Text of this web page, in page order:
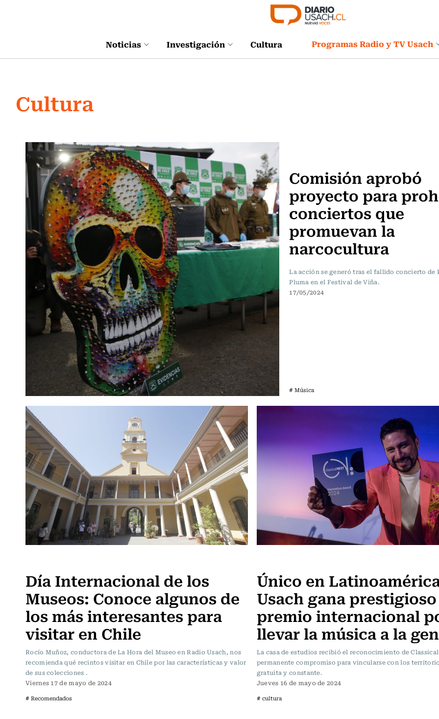
Noticias Investigación Cultura Programas Radio y TV Usach
Cultura
Comisión aprobó
proyecto para
conciertos que
promuevan la
narcocultura
La acción se generó tras el fallido concierto de
Pluma en el Festival de Viña.
17/05/2024
# Música
Día Internacional de los
Museos: Conoce algunos de
los más interesantes para
visitar en Chile
Rocío Muñoz, conductora de La Hora del Museo en Radio Usach, nos
recomienda qué recintos visitar en Chile por las características y valor
de sus colecciones .
Viernes 17 de mayo de 2024
# Recomendados
Único en
Usach gana prestigioso
premio internacional
llevar la música a la
La casa de estudios recibió el reconocimiento de
permanente compromiso para vincularse con los
gratuita y constante.
Jueves 16 de mayo de 2024
# cultura